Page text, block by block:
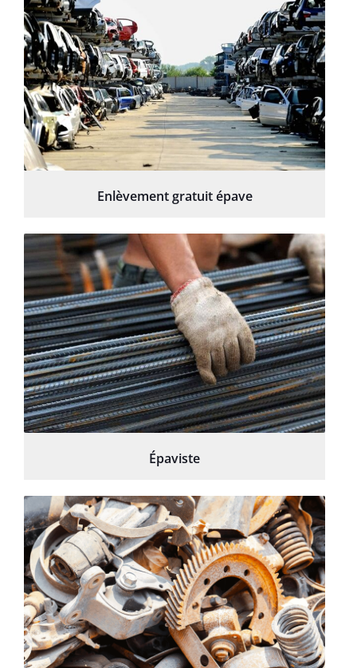
Enlèvement gratuit épave
Épaviste